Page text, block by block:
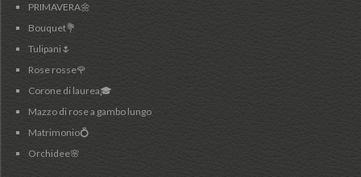
PRIMAVERA🌼
Bouquet💐
Tulipani🌷
Rose rosse🌹
Corone di laurea🎓
Mazzo di rose a gambo lungo
Matrimonio💍
Orchidee🌸